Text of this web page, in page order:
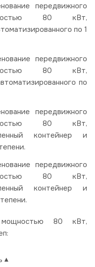
передвижного
80 кВт,
по 1
передвижного
80 кВт,
по
передвижного
80 кВт,
контейнер и
передвижного
80 кВт,
контейнер и
мощностью 80 кВт,